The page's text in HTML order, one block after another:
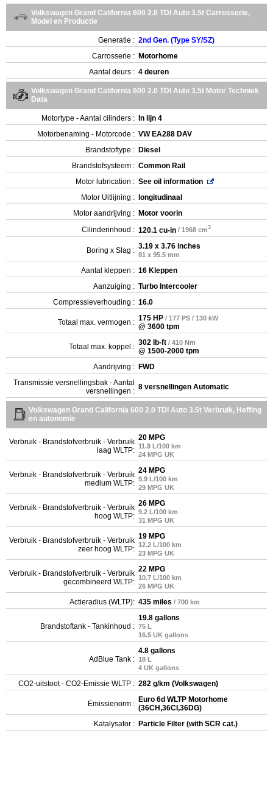
Volkswagen Grand California 600 2.0 TDI Auto 3.5t Carrosserie,
Model en Productie
Generatie : 2nd Gen. (Type SY/SZ)
Carrosserie : Motorhome
Aantal deurs : 4 deuren
Volkswagen Grand California 600 2.0 TDI Auto 3.5t Motor Techniek
Data
Motortype - Aantal cilinders : In lijn 4
Motorbenaming - Motorcode : VW EA288 DAV
Brandstoftype : Diesel
Brandstofsysteem : Common Rail
Motor lubrication : See oil information
Motor Uitlijning : longitudinaal
Motor aandrijving : Motor voorin
Cilinderinhoud : 120.1 cu-in / 1968 cm3
Boring x Slag : 3.19 x 3.76 inches
81 x 95.5 mm
Aantal kleppen : 16 Kleppen
Aanzuiging : Turbo Intercooler
Compressieverhouding : 16.0
Totaal max. vermogen : 175 HP / 177 PS / 130 kW
@ 3600 tpm
Totaal max. koppel : 302 lb-ft / 410 Nm
@ 1500-2000 tpm
Aandrijving : FWD
Transmissie versnellingsbak - Aantal
versnellingen : 8 versnellingen Automatic
Volkswagen Grand California 600 2.0 TDI Auto 3.5t Verbruik, Heffing
en autonomie
Verbruik - Brandstofverbruik - Verbruik
laag WLTP:
20 MPG
11.9 L/100 km
24 MPG UK
Verbruik - Brandstofverbruik - Verbruik
medium WLTP:
24 MPG
9.9 L/100 km
29 MPG UK
Verbruik - Brandstofverbruik - Verbruik
hoog WLTP:
26 MPG
9.2 L/100 km
31 MPG UK
Verbruik - Brandstofverbruik - Verbruik
zeer hoog WLTP:
19 MPG
12.2 L/100 km
23 MPG UK
Verbruik - Brandstofverbruik - Verbruik
gecombineerd WLTP:
22 MPG
10.7 L/100 km
26 MPG UK
Actieradius (WLTP): 435 miles / 700 km
Brandstoftank - Tankinhoud :
19.8 gallons
75 L
16.5 UK gallons
AdBlue Tank :
4.8 gallons
18 L
4 UK gallons
CO2-uitstoot - CO2-Emissie WLTP : 282 g/km (Volkswagen)
Emissienorm : Euro 6d WLTP Motorhome
(36CH,36CI,36DG)
Katalysator : Particle Filter (with SCR cat.)